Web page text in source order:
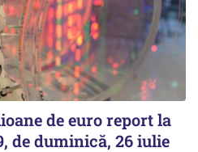
de euro report la
de duminică, 26 iulie